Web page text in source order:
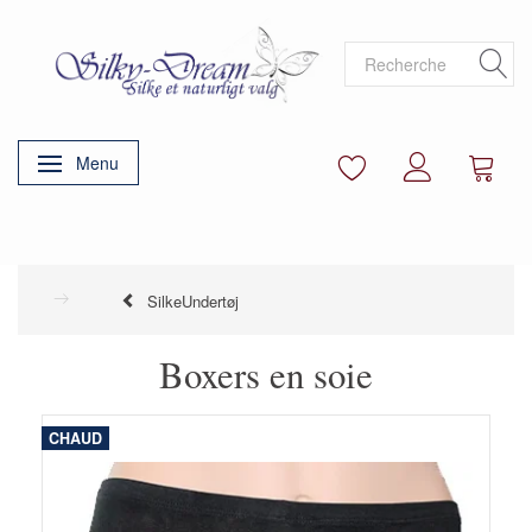
Basculer la navigation
Menu
SilkeUndertøj
Boxers en soie
CHAUD